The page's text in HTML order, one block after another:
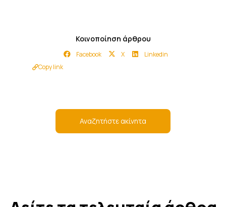
Κοινοποίηση άρθρου
Facebook X
Linkedin
Copy link
Αναζητήστε ακίνητα